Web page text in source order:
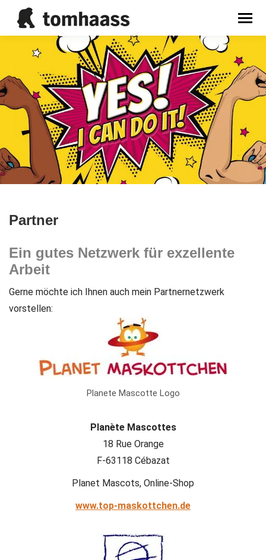
Sie befinden sich hier:
Partner
Ein gutes Netzwerk für exzellente
Arbeit
Gerne möchte ich Ihnen auch mein Partnernetzwerk
vorstellen:
Planete Mascotte Logo
Planète Mascottes
18 Rue Orange
F-63118 Cébazat
Planet Mascots, Online-Shop
www.top-maskottchen.de